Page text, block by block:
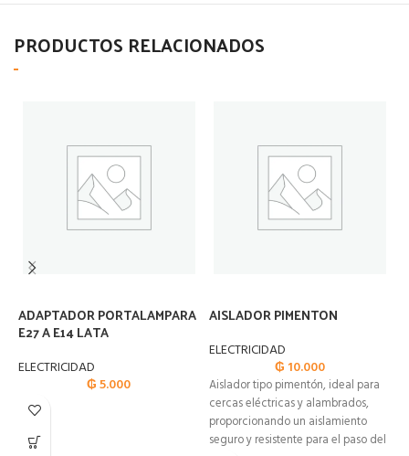
PRODUCTOS RELACIONADOS
ADAPTADOR PORTALAMPARA
E27 A E14 LATA
ELECTRICIDAD
₲5.000
AISLADOR PIMENTON
ELECTRICIDAD
₲ 10.000
Aislador tipo pimentón, ideal para
cercas eléctricas y alambrados,
proporcionando un aislamiento
seguro y resistente para el paso del